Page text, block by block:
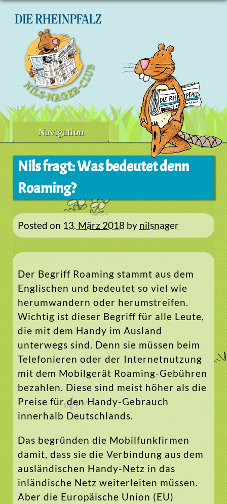
Skip
Navigation
Nils fragt: Was bedeutet denn
Roaming?
Posted on 13. März 2018 by nilsnager
Der Begriff Roaming stammt aus dem
Englischen und bedeutet so viel wie
herumwandern oder herumstreifen.
Wichtig ist dieser Begriff für alle Leute,
die mit dem Handy im Ausland
unterwegs sind. Denn sie müssen beim
Telefonieren oder der Internetnutzung
mit dem Mobilgerät Roaming-Gebühren
bezahlen. Diese sind meist höher als die
Preise für den Handy-Gebrauch
innerhalb Deutschlands.
Das begründen die Mobilfunkfirmen
damit, dass sie die Verbindung aus dem
ausländischen Handy-Netz in das
inländische Netz weiterleiten müssen.
Aber die Europäische Union (EU)